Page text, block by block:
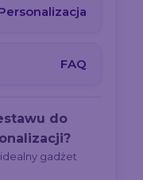
FAQ
do
gadżet